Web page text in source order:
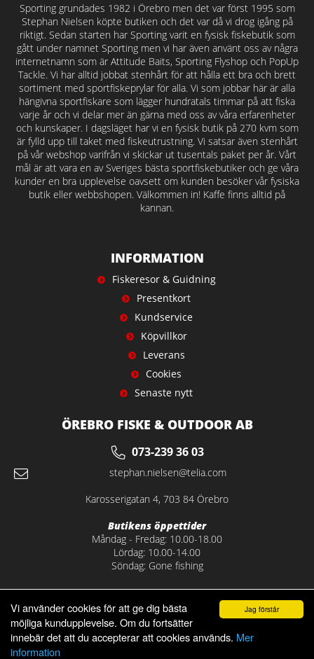
Jag förstår
Vi använder cookies för att ge dig bästa
möjliga kundupplevelse. Om du fortsätter
innebär det att du accepterar att cookies används. Mer
information
Sporting grundades 1982 i Örebro men det var först 1995 som
Stephan Nielsen köpte butiken och det var då vi drog igång på
riktigt. Sedan starten har Sporting varit en fysisk fiskebutik som
gått under namnet Sporting men vi har även använt oss av några
internetnamn som är Attitude Baits, Sporting Flyshop och PopUp
Tackle. Vi har alltid jobbat stenhårt för att hålla ett bra och brett
sortiment med sportfiskeprylar för alla. Vi som jobbar här är alla
hängivna sportfiskare som lägger hundratals timmar på att fiska
varje år och vi delar mer än gärna med oss av våra erfarenheter
och kunskaper. I dagsläget har vi en fysisk butik på 270 kvm som
är fylld upp till taket med fiskeutrustning. Vi satsar även stenhårt
på vår webshop varifrån vi skickar ut tusentals paket per år. Vårt
mål är att vara en av Sveriges bästa sportfiskebutiker och ge våra
kunder en bra upplevelse oavsett om kunden besöker vår fysiska
butik eller webbshopen. Välkommen in! Kaffe finns alltid på
kannan.
INFORMATION
Fiskeresor & Guidning
Presentkort
Kundservice
Köpvillkor
Leverans
Cookies
Senaste nytt
ÖREBRO FISKE & OUTDOOR AB
073-239 36 03
stephan.nielsen@telia.com
Karosserigatan 4, 703 84 Örebro
Butikens öppettider
Måndag - Fredag: 10.00-18.00
Lördag: 10.00-14.00
Söndag: Gone fishing